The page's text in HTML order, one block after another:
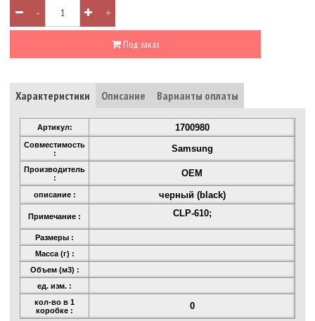
- +
Под заказ
Характеристики Описание Варианты оплаты
Артикул: 1700980
Совместимость
:
Samsung
Производитель
:
OEM
описание : черный (black)
Примечание : CLP-610;
Размеры :
Масса (г) :
Объем (м3) :
ед. изм. :
кол-во в 1
коробке :
0